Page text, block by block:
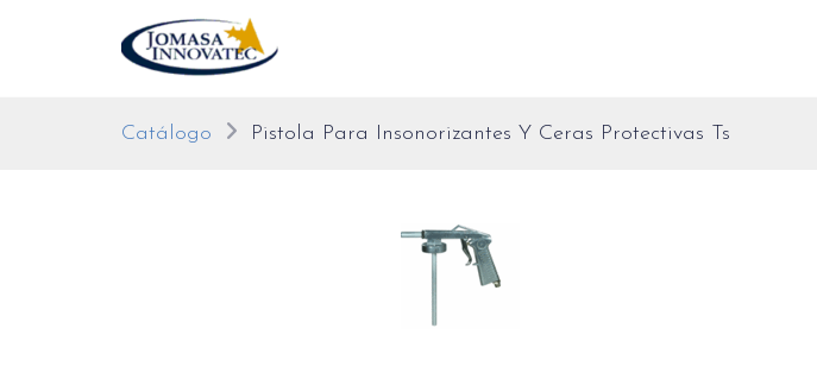
Catálogo Pistola Para Insonorizantes Y Ceras Protectivas Ts